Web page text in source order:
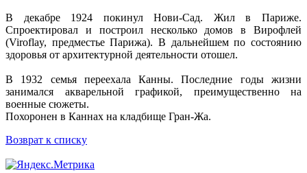
В декабре 1924 покинул Нови-Сад. Жил в Париже.
Спроектировал и построил несколько домов в Вирофлей
(Viroflay, предместье Парижа). В дальнейшем по состоянию
здоровья от архитектурной деятельности отошел.
В 1932 семья переехала Канны. Последние годы жизни
занимался акварельной графикой, преимущественно на
военные сюжеты.
Похоронен в Каннах на кладбище Гран-Жа.
Возврат к списку